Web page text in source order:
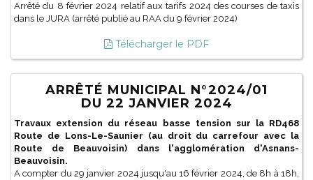
Arrêté du 8 février 2024 relatif aux tarifs 2024 des courses de taxis
dans le JURA (arrêté publié au RAA du 9 février 2024)
Télécharger le PDF
ARRÊTÉ MUNICIPAL N°2024/01
DU 22 JANVIER 2024
Travaux extension du réseau basse tension sur la RD468
Route de Lons-Le-Saunier (au droit du carrefour avec la
Route de Beauvoisin) dans l'agglomération d'Asnans-
Beauvoisin.
A compter du 29 janvier 2024 jusqu'au 16 février 2024, de 8h à 18h,